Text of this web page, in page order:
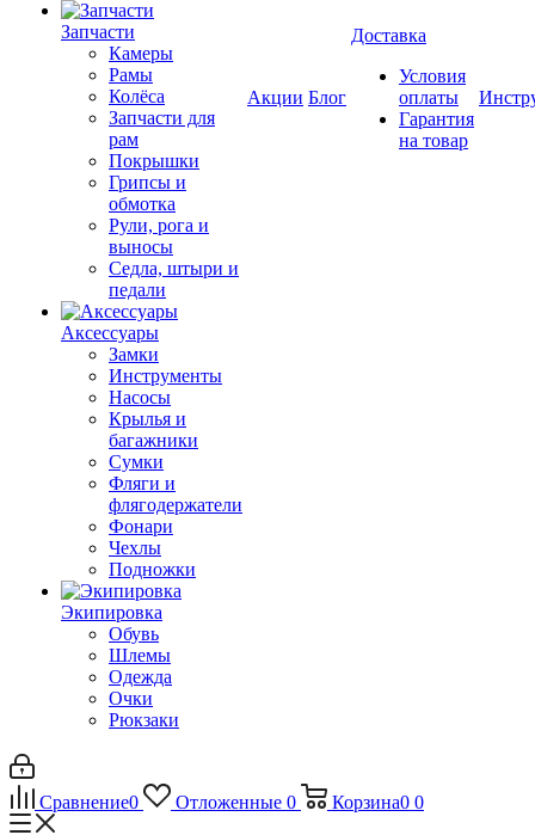
Запчасти
Камеры
Рамы
Колёса
Запчасти для
рам
Покрышки
Грипсы и
обмотка
Рули, рога и
выносы
Седла, штыри и
педали
Аксессуары
Замки
Инструменты
Насосы
Крылья и
багажники
Сумки
Фляги и
флягодержатели
Фонари
Чехлы
Подножки
Экипировка
Обувь
Шлемы
Одежда
Очки
Рюкзаки
Акции Блог
Доставка
Условия
оплаты
Гарантия
на товар
Сравнение0 Отложенные 0 Корзина0 0